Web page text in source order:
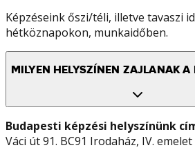
Képzéseink őszi/téli, illetve tavaszi
hétköznapokon, munkaidőben.
MILYEN HELYSZÍNEN ZAJLANAK A
Budapesti képzési helyszínünk
Váci út 91. BC91 Irodaház, IV. emelet